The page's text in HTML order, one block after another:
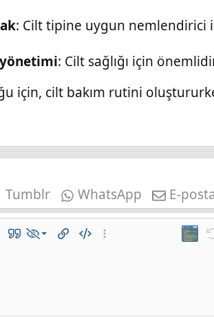
: Cilt tipine uygun nemlendirici
: Cilt sağlığı için
için, cilt bakım rutini
Tumblr WhatsApp E-posta
ekle
AlıntıHide x Bağlantı ekle
Kod Daha fazla seçenek…iframe